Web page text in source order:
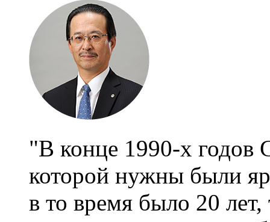
"В конце 1990-х годов
которой нужны были
в то время было 20